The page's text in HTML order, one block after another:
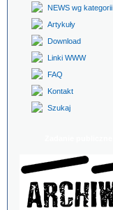
NEWS wg kategorii
Artykuły
Download
Linki WWW
FAQ
Kontakt
Szukaj